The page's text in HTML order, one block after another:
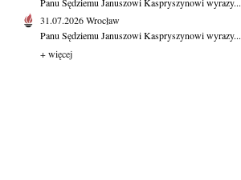
31.07.2026Wrocław
Panu Sędziemu Januszowi Kaspryszynowi wyrazy...
+ więcej